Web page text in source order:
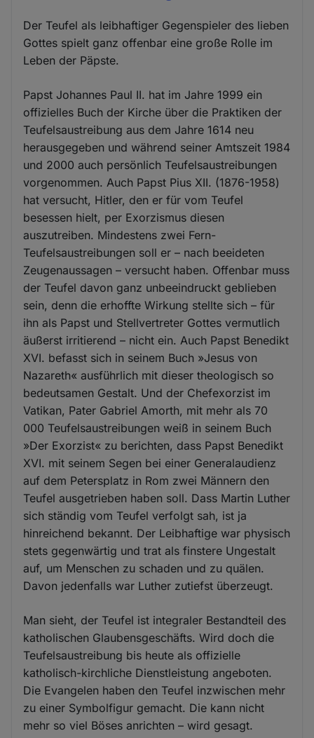
Der Teufel als leibhaftiger Gegenspieler des lieben
Gottes spielt ganz offenbar eine große Rolle im
Leben der Päpste.
Papst Johannes Paul II. hat im Jahre 1999 ein
offizielles Buch der Kirche über die Praktiken der
Teufelsaustreibung aus dem Jahre 1614 neu
herausgegeben und während seiner Amtszeit 1984
und 2000 auch persönlich Teufelsaustreibungen
vorgenommen. Auch Papst Pius XII. (1876-1958)
hat versucht, Hitler, den er für vom Teufel
besessen hielt, per Exorzismus diesen
auszutreiben. Mindestens zwei Fern-
Teufelsaustreibungen soll er – nach beeideten
Zeugenaussagen – versucht haben. Offenbar muss
der Teufel davon ganz unbeeindruckt geblieben
sein, denn die erhoffte Wirkung stellte sich – für
ihn als Papst und Stellvertreter Gottes vermutlich
äußerst irritierend – nicht ein. Auch Papst Benedikt
XVI. befasst sich in seinem Buch »Jesus von
Nazareth« ausführlich mit dieser theologisch so
bedeutsamen Gestalt. Und der Chefexorzist im
Vatikan, Pater Gabriel Amorth, mit mehr als 70
000 Teufelsaustreibungen weiß in seinem Buch
»Der Exorzist« zu berichten, dass Papst Benedikt
XVI. mit seinem Segen bei einer Generalaudienz
auf dem Petersplatz in Rom zwei Männern den
Teufel ausgetrieben haben soll. Dass Martin Luther
sich ständig vom Teufel verfolgt sah, ist ja
hinreichend bekannt. Der Leibhaftige war physisch
stets gegenwärtig und trat als finstere Ungestalt
auf, um Menschen zu schaden und zu quälen.
Davon jedenfalls war Luther zutiefst überzeugt.
Man sieht, der Teufel ist integraler Bestandteil des
katholischen Glaubensgeschäfts. Wird doch die
Teufelsaustreibung bis heute als offizielle
katholisch-kirchliche Dienstleistung angeboten.
Die Evangelen haben den Teufel inzwischen mehr
zu einer Symbolfigur gemacht. Die kann nicht
mehr so viel Böses anrichten – wird gesagt.